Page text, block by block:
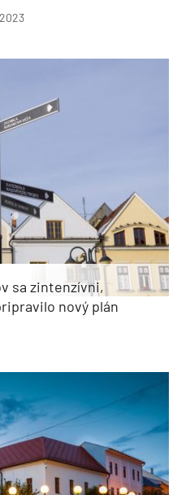
sa zintenzívni,
nový plán